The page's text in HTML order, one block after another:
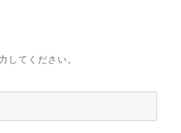
してください。